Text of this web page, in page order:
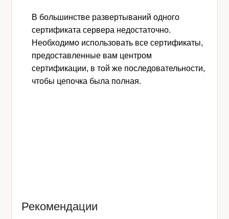
В большинстве развертываний одного
сертификата сервера недостаточно.
Необходимо использовать все сертификаты,
предоставленные вам центром
сертификации, в той же последовательности,
чтобы цепочка была полная.
Рекомендации